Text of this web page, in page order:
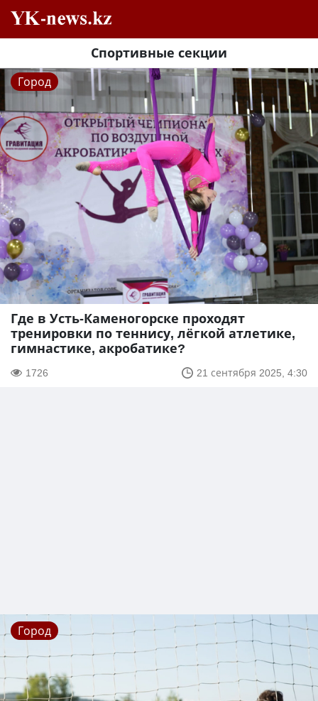
Спортивные секции
Город
Где в Усть-Каменогорске проходят
тренировки по теннису, лёгкой атлетике,
гимнастике, акробатике?
1726 21 сентября 2025, 4:30
Город